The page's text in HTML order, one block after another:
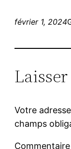
février 1, 2024
Votre
champs
Commentaire